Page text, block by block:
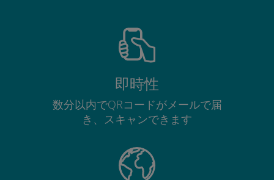
即時性
数分以内でQRコードがメールで届
き、スキャンできます